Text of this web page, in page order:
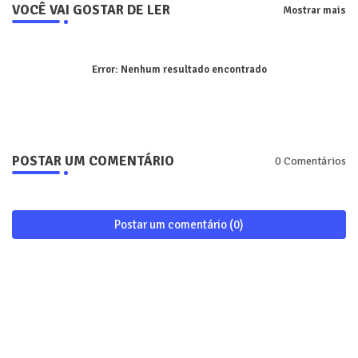
VOCÊ VAI GOSTAR DE LER Mostrar mais
Error: Nenhum resultado encontrado
POSTAR UM COMENTÁRIO 0 Comentários
Postar um comentário (0)